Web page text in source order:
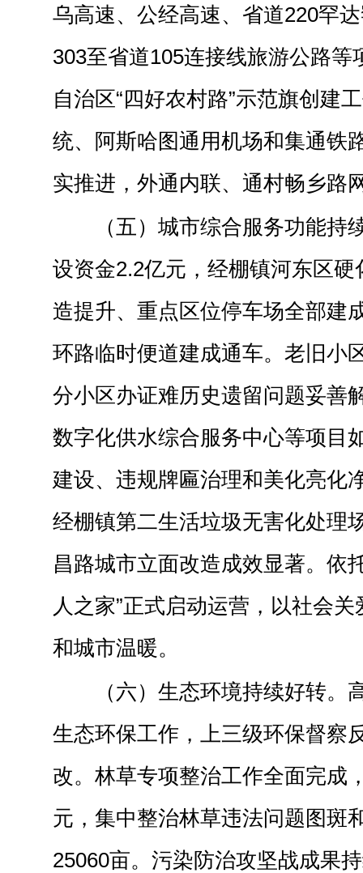
乌高速、公经高速、省道220罕
303至省道105连接线旅游公路等
自治区“四好农村路”示范旗创建
统、阿斯哈图通用机场和集通铁
实推进，外通内联、通村畅乡路
（五）城市综合服务功能持
设资金2.2亿元，经棚镇河东区
造提升、重点区位停车场全部建
环路临时便道建成通车。老旧小
分小区办证难历史遗留问题妥善
数字化供水综合服务中心等项目
建设、违规牌匾治理和美化亮化
经棚镇第二生活垃圾无害化处理
昌路城市立面改造成效显著。依
人之家”正式启动运营，以社会
和城市温暖。
（六）生态环境持续好转。
生态环保工作，上三级环保督察
改。林草专项整治工作全面完成
元，集中整治林草违法问题图斑
25060亩。污染防治攻坚战成果